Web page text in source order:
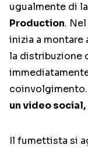
ugualmente di
Production.
inizia a montare
la distribuzione
coinvolgimento.
un video
Il fumettista si